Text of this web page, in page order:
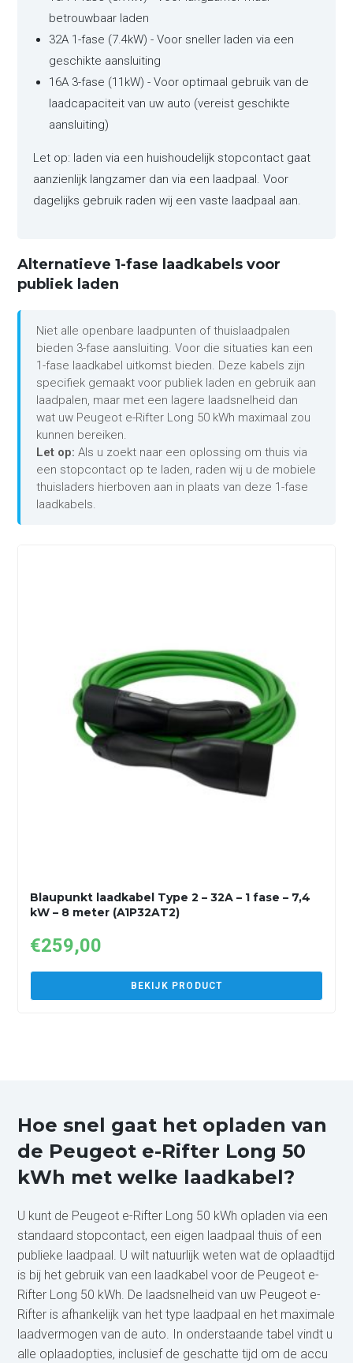
betrouwbaar laden
32A 1-fase (7.4kW) - Voor sneller laden via een
geschikte aansluiting
16A 3-fase (11kW) - Voor optimaal gebruik van de
laadcapaciteit van uw auto (vereist geschikte
aansluiting)
Let op: laden via een huishoudelijk stopcontact gaat
aanzienlijk langzamer dan via een laadpaal. Voor
dagelijks gebruik raden wij een vaste laadpaal aan.
Alternatieve 1-fase laadkabels voor
publiek laden
Niet alle openbare laadpunten of thuislaadpalen
bieden 3-fase aansluiting. Voor die situaties kan een
1-fase laadkabel uitkomst bieden. Deze kabels zijn
specifiek gemaakt voor publiek laden en gebruik aan
laadpalen, maar met een lagere laadsnelheid dan
wat uw Peugeot e-Rifter Long 50 kWh maximaal zou
kunnen bereiken.
Let op: Als u zoekt naar een oplossing om thuis via
een stopcontact op te laden, raden wij u de mobiele
thuisladers hierboven aan in plaats van deze 1-fase
laadkabels.
Blaupunkt laadkabel Type 2 – 32A – 1 fase – 7,4
kW – 8 meter (A1P32AT2)
€259,00
BEKIJK PRODUCT
Hoe snel gaat het opladen van
de Peugeot e-Rifter Long 50
kWh met welke laadkabel?
U kunt de Peugeot e-Rifter Long 50 kWh opladen via een
standaard stopcontact, een eigen laadpaal thuis of een
publieke laadpaal. U wilt natuurlijk weten wat de oplaadtijd
is bij het gebruik van een laadkabel voor de Peugeot e-
Rifter Long 50 kWh. De laadsnelheid van uw Peugeot e-
Rifter is afhankelijk van het type laadpaal en het maximale
laadvermogen van de auto. In onderstaande tabel vindt u
alle oplaadopties, inclusief de geschatte tijd om de accu